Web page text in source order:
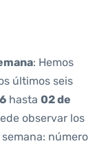
: Hemos
últimos seis
hasta 02 de
observar los
número